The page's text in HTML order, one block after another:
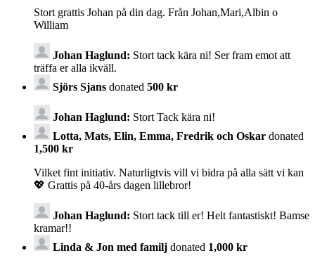
Stort grattis Johan på din dag. Från Johan,Mari,Albin o
William
Johan Haglund: Stort tack kära ni! Ser fram emot att
träffa er alla ikväll.
Sjörs Sjans donated 500 kr
Johan Haglund: Stort Tack kära ni!
Lotta, Mats, Elin, Emma, Fredrik och Oskar donated
1,500 kr
Vilket fint initiativ. Naturligtvis vill vi bidra på alla sätt vi kan
💖 Grattis på 40-års dagen lillebror!
Johan Haglund: Stort tack till er! Helt fantastiskt! Bamse
kramar!!
Linda & Jon med familj donated 1,000 kr